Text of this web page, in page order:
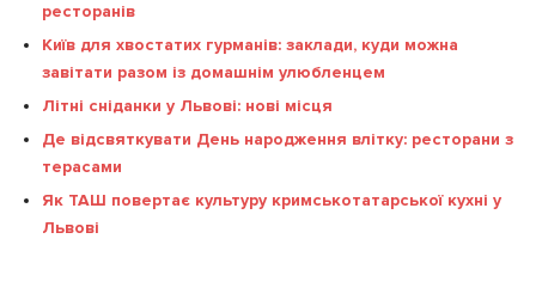
ресторанів
Київ для хвостатих гурманів: заклади, куди можна
завітати разом із домашнім улюбленцем
Літні сніданки у Львові: нові місця
Де відсвяткувати День народження влітку: ресторани з
терасами
Як ТАШ повертає культуру кримськотатарської кухні у
Львові